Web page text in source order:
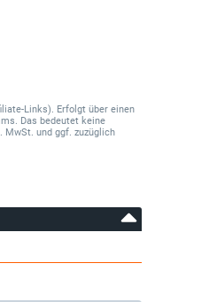
Links). Erfolgt über einen
Das bedeutet keine
MwSt. und ggf. zuzüglich